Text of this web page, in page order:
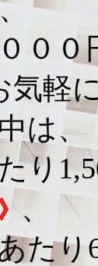
００
気軽
は、
り
、
たり